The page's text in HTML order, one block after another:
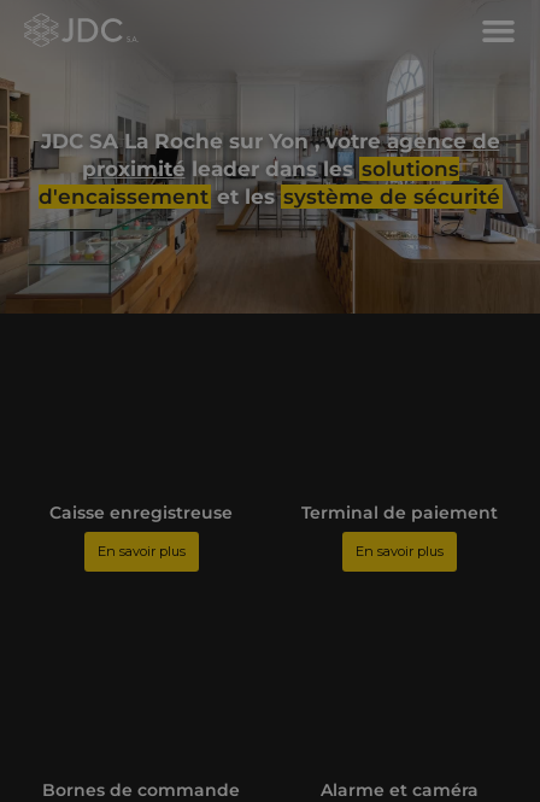
JDC SA La Roche sur Yon , votreagence de
proximité leader dans les solutions
d'encaissement et lessystème de sécurité
Caisse enregistreuse
En savoir plus
Terminal de paiement
En savoir plus
Bornes de commande Alarme et caméra